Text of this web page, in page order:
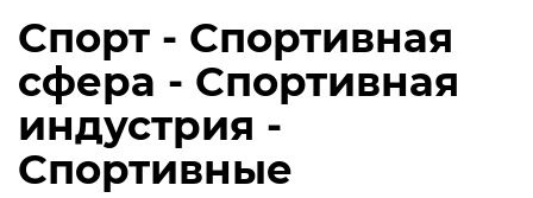
Спорт - Спортивная
сфера - Спортивная
индустрия -
Спортивные